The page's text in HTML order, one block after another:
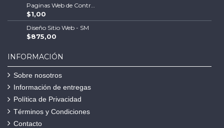
$1,00
Diseño Sitio Web - SM
$875,00
INFORMACIÓN
Sobre nosotros
Información de entregas
Política de Privacidad
Términos y Condiciones
Contacto